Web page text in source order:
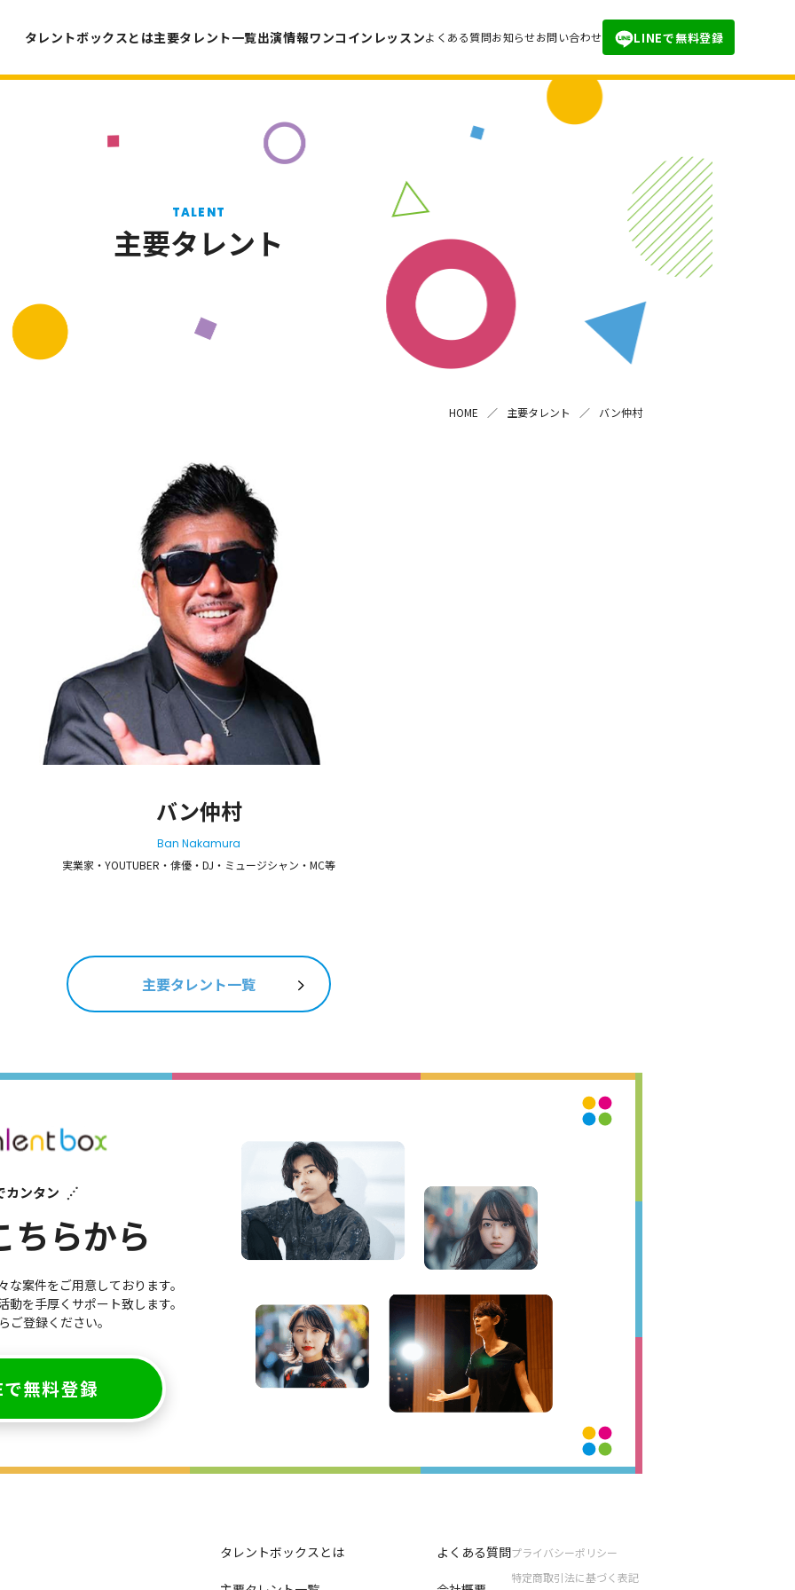
タレントボックスとは主要タレント一覧出演情報ワンコインレッスンよくある質問お知らせお問い合わせ LINEで無料登録
TALENT
主要タレント
HOME 主要タレント バン仲村
バン仲村
Ban Nakamura
実業家・YOUTUBER・俳優・DJ・ミュージシャン・MC等
主要タレント一覧
カンタン
ちらから
案件をご用意しております。
を手厚くサポート致します。
ご登録ください。
無料登録
タレントボックスとは よくある質問プライバシーポリシー
特定商取引法に基づく表記